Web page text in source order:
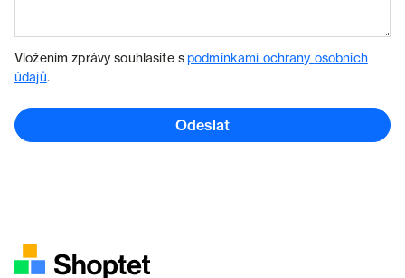
Vložením zprávy souhlasíte spodmínkami ochrany osobních
údajů.
Odeslat